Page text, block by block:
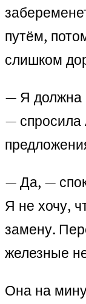
путём,
слишком
— Я должна
— спросила
— Да, —
Я не хочу,
замену.
железные
Она на